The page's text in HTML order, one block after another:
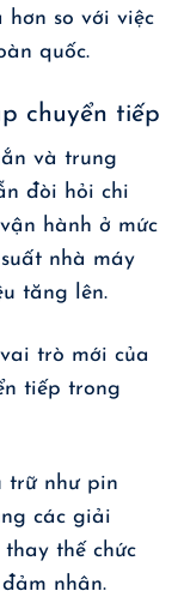
so với việc
quốc.
chuyển tiếp
và trung
đòi hỏi chi
hành ở mức
nhà máy
tăng lên.
trò mới của
tiếp trong
trữ như pin
các giải
thế chức
nhận.